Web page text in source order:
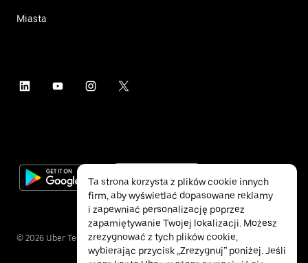
Miasta
© 2026 Uber Technologies Inc.
Ta strona korzysta z plików cookie innych
firm, aby wyświetlać dopasowane reklamy
i zapewniać personalizację poprzez
zapamiętywanie Twojej lokalizacji. Możesz
zrezygnować z tych plików cookie,
wybierając przycisk „Zrezygnuj” poniżej. Jeśli